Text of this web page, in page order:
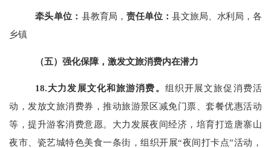
牵头单位： 县教育局，责任单位： 县文旅局、水利局，各
乡镇
（五）强化保障，激发文旅消费内在潜力
18.大力发展文化和旅游消费。 组织开展文旅促消费活
动，发放文旅消费券，推动旅游景区减免门票、套餐优惠活动
等，提升游客消费意愿。大力发展夜间经济，培育打造唐寨山
夜市、瓷艺城特色美食一条街，组织开展“夜间打卡点”活动，